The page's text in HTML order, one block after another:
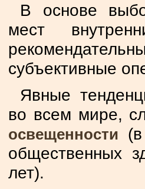
В основе
мест
субъективные
Явные
во всем мире,
освещенности
общественных
лет).